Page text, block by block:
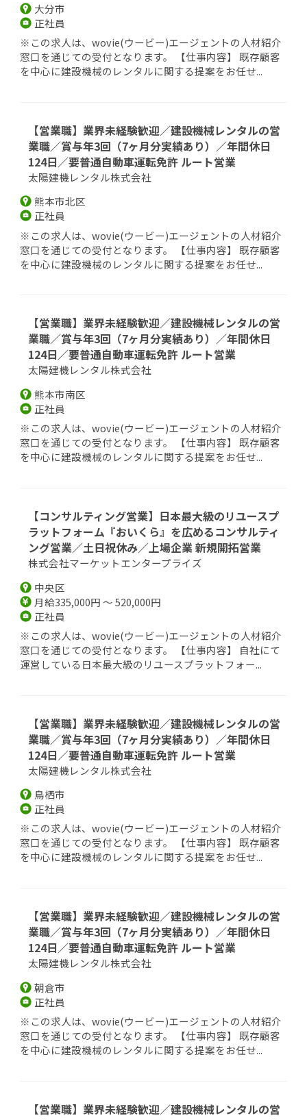
大分市
正社員
※この求人は、wovie(ウービー)エージェントの人材紹介
窓口を通じての受付となります。 【仕事内容】 既存顧客
を中心に建設機械のレンタルに関する提案をお任せ...
【営業職】業界未経験歓迎／建設機械レンタルの営
業職／賞与年3回（7ヶ月分実績あり）／年間休日
124日／要普通自動車運転免許 ルート営業
太陽建機レンタル株式会社
熊本市北区
正社員
※この求人は、wovie(ウービー)エージェントの人材紹介
窓口を通じての受付となります。 【仕事内容】 既存顧客
を中心に建設機械のレンタルに関する提案をお任せ...
【営業職】業界未経験歓迎／建設機械レンタルの営
業職／賞与年3回（7ヶ月分実績あり）／年間休日
124日／要普通自動車運転免許 ルート営業
太陽建機レンタル株式会社
熊本市南区
正社員
※この求人は、wovie(ウービー)エージェントの人材紹介
窓口を通じての受付となります。 【仕事内容】 既存顧客
を中心に建設機械のレンタルに関する提案をお任せ...
【コンサルティング営業】日本最大級のリユースプ
ラットフォーム『おいくら』を広めるコンサルティ
ング営業／土日祝休み／上場企業 新規開拓営業
株式会社マーケットエンタープライズ
中央区
月給335,000円 ～ 520,000円
正社員
※この求人は、wovie(ウービー)エージェントの人材紹介
窓口を通じての受付となります。 【仕事内容】 自社にて
運営している日本最大級のリユースプラットフォー...
【営業職】業界未経験歓迎／建設機械レンタルの営
業職／賞与年3回（7ヶ月分実績あり）／年間休日
124日／要普通自動車運転免許 ルート営業
太陽建機レンタル株式会社
鳥栖市
正社員
※この求人は、wovie(ウービー)エージェントの人材紹介
窓口を通じての受付となります。 【仕事内容】 既存顧客
を中心に建設機械のレンタルに関する提案をお任せ...
【営業職】業界未経験歓迎／建設機械レンタルの営
業職／賞与年3回（7ヶ月分実績あり）／年間休日
124日／要普通自動車運転免許 ルート営業
太陽建機レンタル株式会社
朝倉市
正社員
※この求人は、wovie(ウービー)エージェントの人材紹介
窓口を通じての受付となります。 【仕事内容】 既存顧客
を中心に建設機械のレンタルに関する提案をお任せ...
【営業職】業界未経験歓迎／建設機械レンタルの営